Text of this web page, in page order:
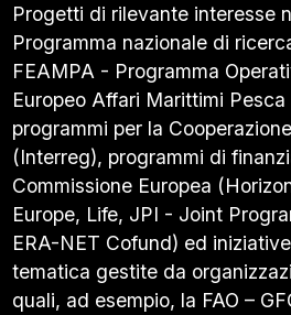
Progetti di rilevante interesse
Programma nazionale di
FEAMPA - Programma
Europeo Affari Marittimi
programmi per la
(Interreg), programmi di
Commissione Europea
Europe, Life, JPI - Joint
ERA-NET Cofund) ed
tematica gestite da
quali, ad esempio, la FAO –